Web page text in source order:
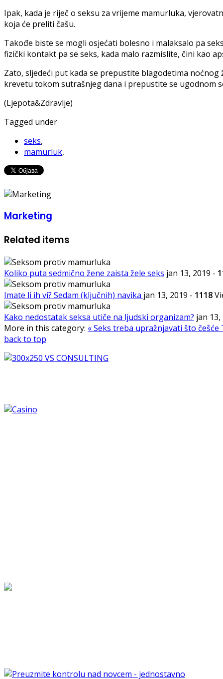
Ipak, kada je riječ o seksu za vrijeme mamurluka,
koja će preliti čašu.
Takođe biste se mogli osjećati bolesno i malaksalo pa
fizički kontakt pa se seks, kada malo razmislite, čini kao
Zato, sljedeći put kada se prepustite blagodetima
krevetu tokom sutrašnjeg dana i prepustite se ugodnom
(Ljepota&Zdravlje)
Tagged under
seks,
mamurluk,
Marketing
Related items
Koliko puta sedmično žene zaista žele seks jan 13, 2019 -
Imate li ih vi? Sedam (ključnih) navika jan 13, 2019 - 1118
Kako nedostatak seksa utiče na ljudski organizam? jan
More in this category: « Seks treba upražnjavati što češće
back to top